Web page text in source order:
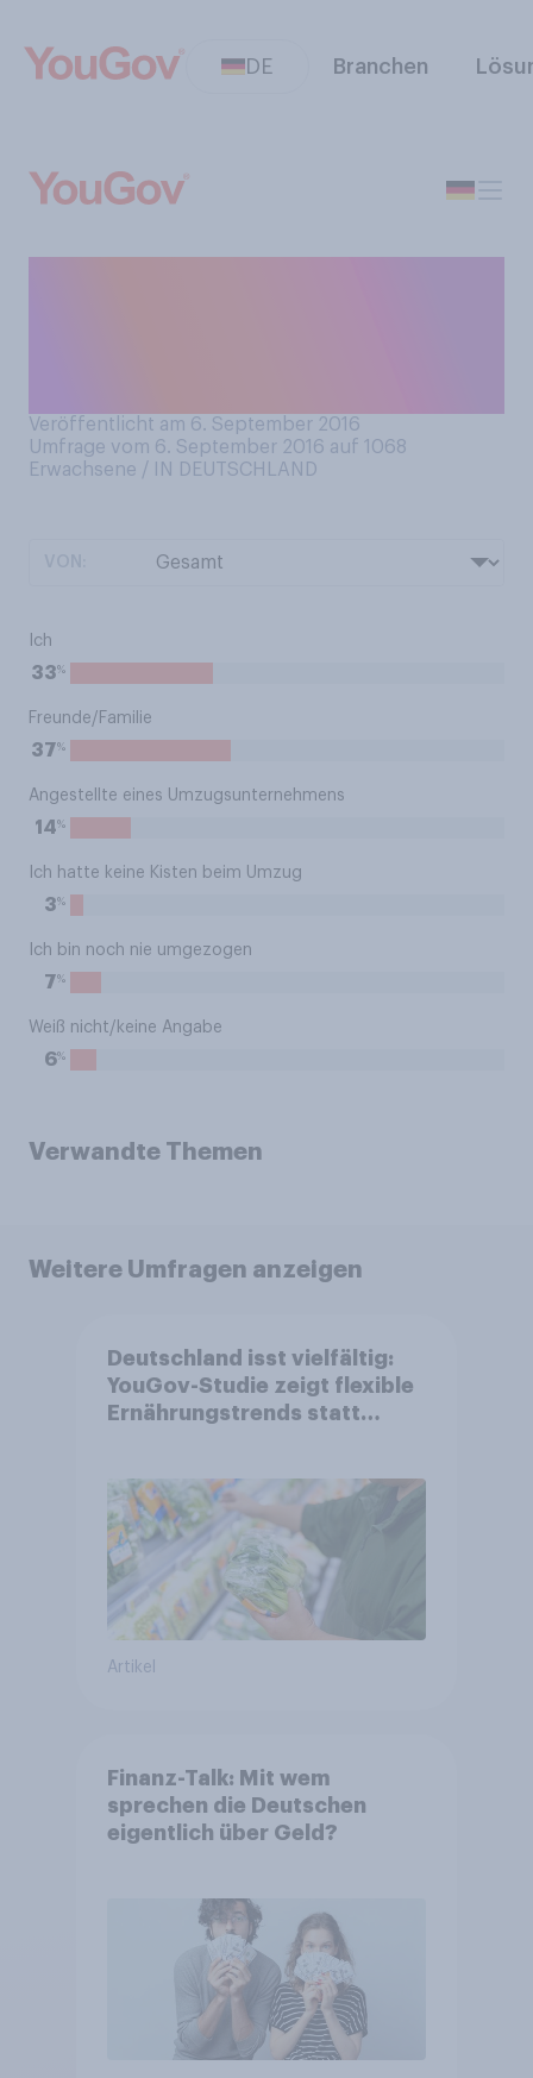
DE Branchen
Veröffentlicht am 6. September 2016
Umfrage vom 6. September 2016 auf 1068
Erwachsene / IN DEUTSCHLAND
Ich
33%
Freunde/Familie
37%
Angestellte eines Umzugsunternehmens
14%
Ich hatte keine Kisten beim Umzug
3%
Ich bin noch nie umgezogen
7%
Weiß nicht/keine Angabe
6%
Verwandte Themen
Weitere Umfragen anzeigen
Deutschland isst vielfältig:
YouGov-Studie zeigt flexible
Ernährungstrends statt
Artikel
Finanz-Talk: Mit wem
sprechen die Deutschen
eigentlich über Geld?